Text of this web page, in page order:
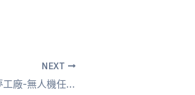
NEXT
【2025兒童無人機台北場】飛行夢工廠-無人機任務挑戰營